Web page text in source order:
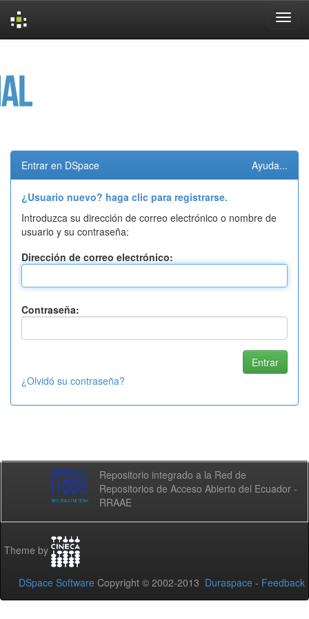
Entrar en DSpace Ayuda...
¿Usuario nuevo? haga clic para registrarse.
Introduzca su dirección de correo electrónico o nombre de
usuario y su contraseña:
Dirección de correo electrónico:
Contraseña:
¿Olvidó su contraseña?
Repositorio integrado a la Red de
Repositorios de Acceso Abierto del Ecuador -
RRAAE
Theme by
DSpace Software Copyright © 2002-2013 Duraspace - Feedback